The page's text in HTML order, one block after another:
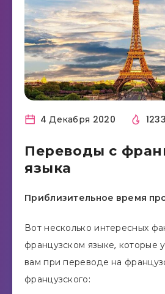
4 Декабря 2020 1233
Переводы с
языка
Приблизительное время
Вот несколько интересных
французском языке, которые
вам при переводе на
французского: